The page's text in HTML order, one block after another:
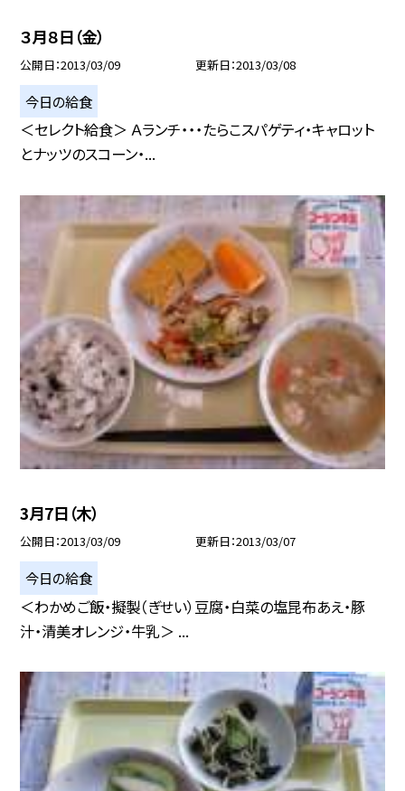
３月８日（金）
公開日 2013/03/09 更新日 2013/03/08
今日の給食
＜セレクト給食＞ Ａランチ・・・たらこスパゲティ・キャロット
とナッツのスコーン・...
3月7日（木）
公開日 2013/03/09 更新日 2013/03/07
今日の給食
＜わかめご飯・擬製（ぎせい）豆腐・白菜の塩昆布あえ・豚
汁・清美オレンジ・牛乳＞ ...